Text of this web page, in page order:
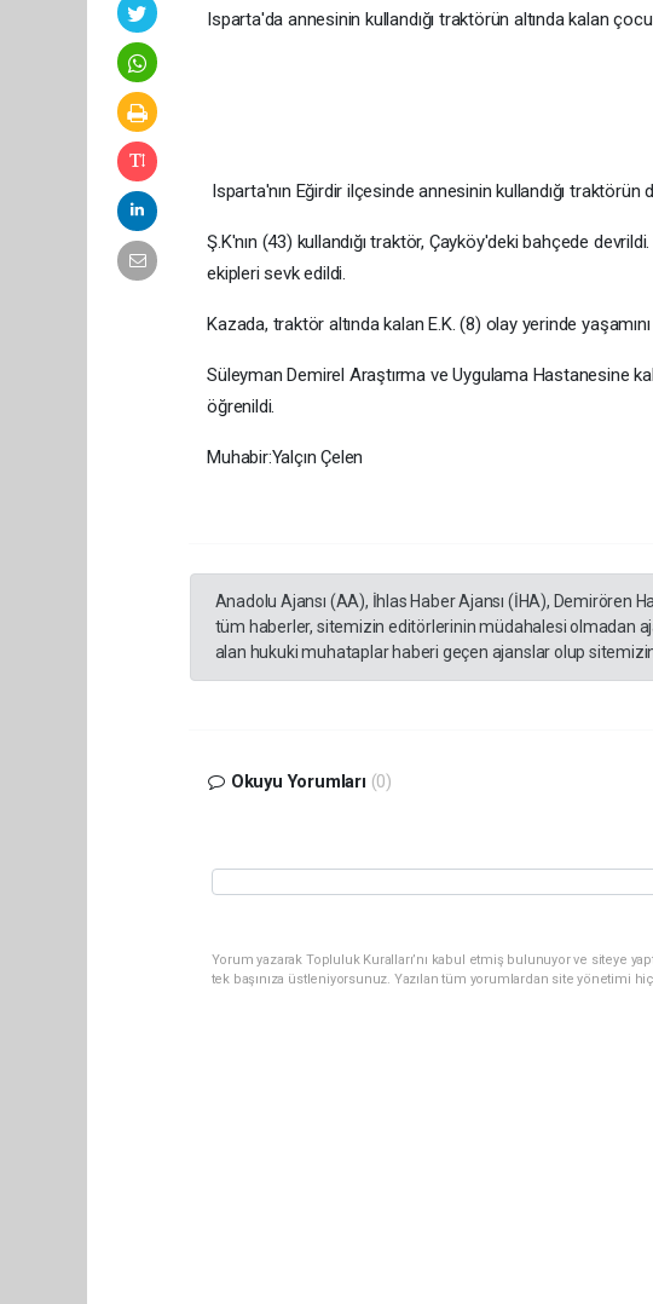
Isparta'da annesinin kullandığı traktörün altında kalan
Isparta'nın Eğirdir ilçesinde annesinin kullandığı traktörün
Ş.K'nın (43) kullandığı traktör, Çayköy'deki bahçede
ekipleri sevk edildi.
Kazada, traktör altında kalan E.K. (8) olay yerinde
Süleyman Demirel Araştırma ve Uygulama Hastanesine
öğrenildi.
Muhabir:Yalçın Çelen
Anadolu Ajansı (AA), İhlas Haber Ajansı (İHA), Demirören
tüm haberler, sitemizin editörlerinin müdahalesi olmadan
alan hukuki muhataplar haberi geçen ajanslar olup
Okuyu Yorumları (0)
Yorum yazarak Topluluk Kuralları’nı kabul etmiş bulunuyor ve siteye
tek başınıza üstleniyorsunuz. Yazılan tüm yorumlardan site yönetimi